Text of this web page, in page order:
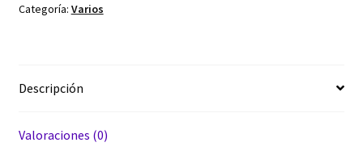
-
cantidad
Categoría: Varios
Descripción
Valoraciones (0)